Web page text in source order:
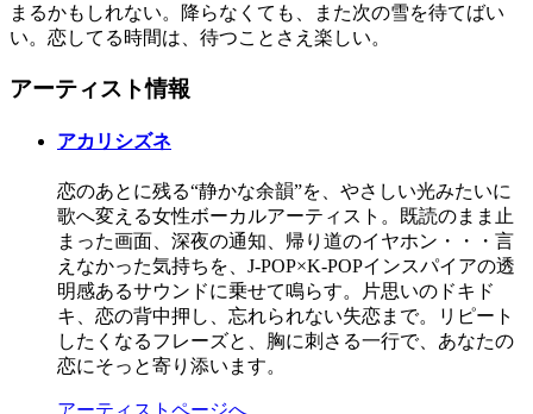
まるかもしれない。降らなくても、また次の雪を待てばい
い。恋してる時間は、待つことさえ楽しい。
アーティスト情報
アカリシズネ
恋のあとに残る“静かな余韻”を、やさしい光みたいに
歌へ変える女性ボーカルアーティスト。既読のまま止
まった画面、深夜の通知、帰り道のイヤホン・・・言
えなかった気持ちを、J-POP×K-POPインスパイアの透
明感あるサウンドに乗せて鳴らす。片思いのドキド
キ、恋の背中押し、忘れられない失恋まで。リピート
したくなるフレーズと、胸に刺さる一行で、あなたの
恋にそっと寄り添います。